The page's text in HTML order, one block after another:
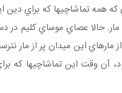
تماشاچي ها که براي دين
مار. حالا عصاي موساي کليم
اين ميدان پر از مار
آن وقت اين تماشاچي ها که